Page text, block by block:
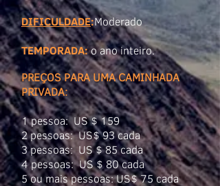
DIFICULDADE:Moderado
TEMPORADA:o ano inteiro.
PREÇOS PARA UMA CAMINHADA
PRIVADA:
1 pessoa: US $ 159
2 pessoas: US$ 93 cada
3 pessoas: US $ 85 cada
4 pessoas: US $ 80 cada
5 ou mais pessoas: US$ 75 cada